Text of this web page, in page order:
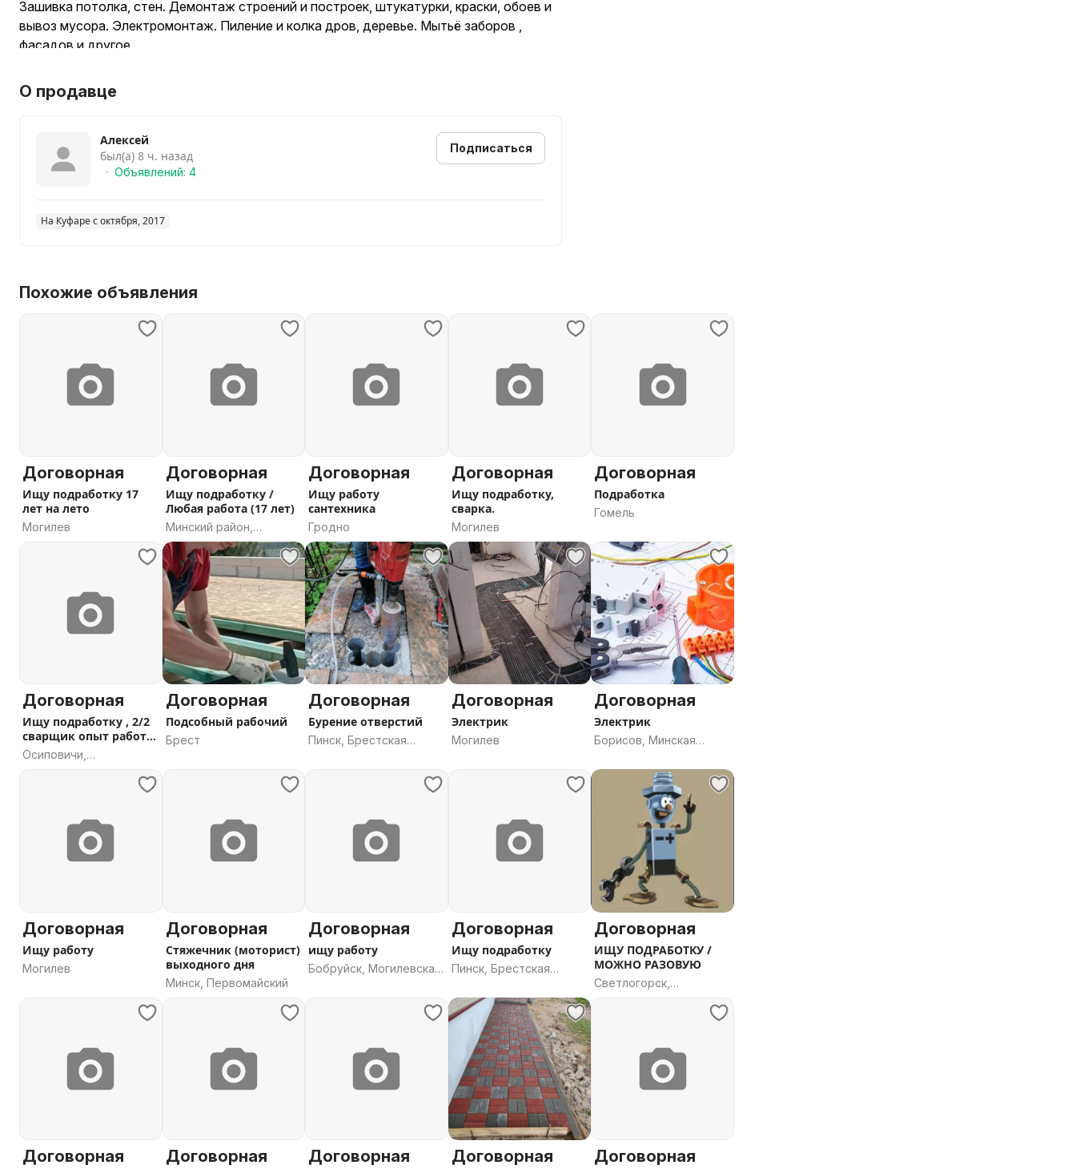
Зашивка потолка, стен. Демонтаж строений и построек, штукатурки, краски, обоев и
вывоз мусора. Электромонтаж. Пиление и колка дров, деревье. Мытьё заборов ,
фасадов и другое
О продавце
Алексей
был(а) 8 ч. назад
Объявлений: 4
Подписаться
На Куфаре с октября, 2017
Похожие объявления
Договорная
Ищу подработку 17
лет на лето
Могилев
Договорная
Ищу подработку /
Любая работа (17 лет)
Минский район,
Минская область
Договорная
Ищу работу
сантехника
Гродно
Договорная
Ищу подработку,
сварка.
Могилев
Договорная
Подработка
Гомель
Договорная
Ищу подработку , 2/2
сварщик опыт работ
трубопрово
Осиповичи,
Договорная
Подсобный рабочий
Брест
Договорная
Бурение отверстий
Пинск, Брестская
Договорная
Электрик
Могилев
Договорная
Электрик
Борисов, Минская
Договорная
Ищу работу
Могилев
Договорная
Стяжечник (моторист)
выходного дня
Минск, Первомайский
Договорная
ищу работу
Бобруйск, Могилевская
Договорная
Ищу подработку
Пинск, Брестская
Договорная
ИЩУ ПОДРАБОТКУ /
МОЖНО РАЗОВУЮ
Светлогорск,
Договорная Договорная Договорная Договорная Договорная